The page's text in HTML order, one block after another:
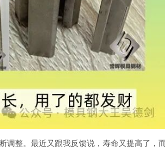
调整。最近又跟我反馈说，寿命又提高了，